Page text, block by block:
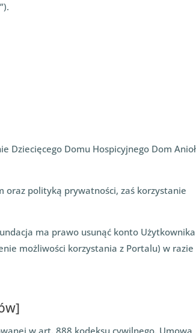
Dziecięcego Domu Hospicyjnego Dom
oraz polityką prywatności, zaś korzystanie
ma prawo usunąć konto Użytkownika
możliwości korzystania z Portalu) w razie